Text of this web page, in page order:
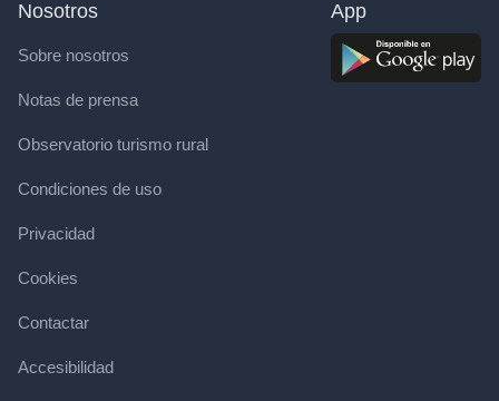
Nosotros
Sobre nosotros
Notas de prensa
Observatorio turismo rural
Condiciones de uso
Privacidad
Cookies
Contactar
Accesibilidad
App